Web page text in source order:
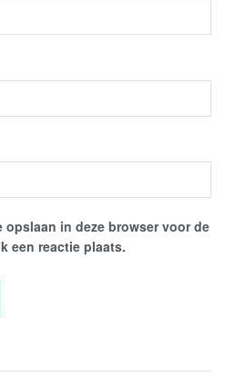
opslaan in deze browser voor de
een reactie plaats.